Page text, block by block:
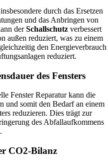
durch das Ersetzen
und das Anbringen von
derSchallschutzverbessert
außen reduziert, was zu einem
den Energieverbrauch
reduziert.
des Fensters
Fenster Reparatur kann die
und somit den Bedarf an einem
reduzieren. Dies trägt zur
des Abfallaufkommens
CO2-Bilanz